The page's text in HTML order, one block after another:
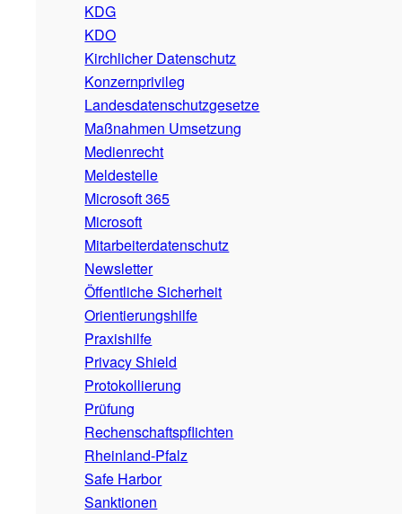
KDG
KDO
Kirchlicher Datenschutz
Konzernprivileg
Landesdatenschutzgesetze
Maßnahmen Umsetzung
Medienrecht
Meldestelle
Microsoft 365
Microsoft
Mitarbeiterdatenschutz
Newsletter
Öffentliche Sicherheit
Orientierungshilfe
Praxishilfe
Privacy Shield
Protokollierung
Prüfung
Rechenschaftspflichten
Rheinland-Pfalz
Safe Harbor
Sanktionen